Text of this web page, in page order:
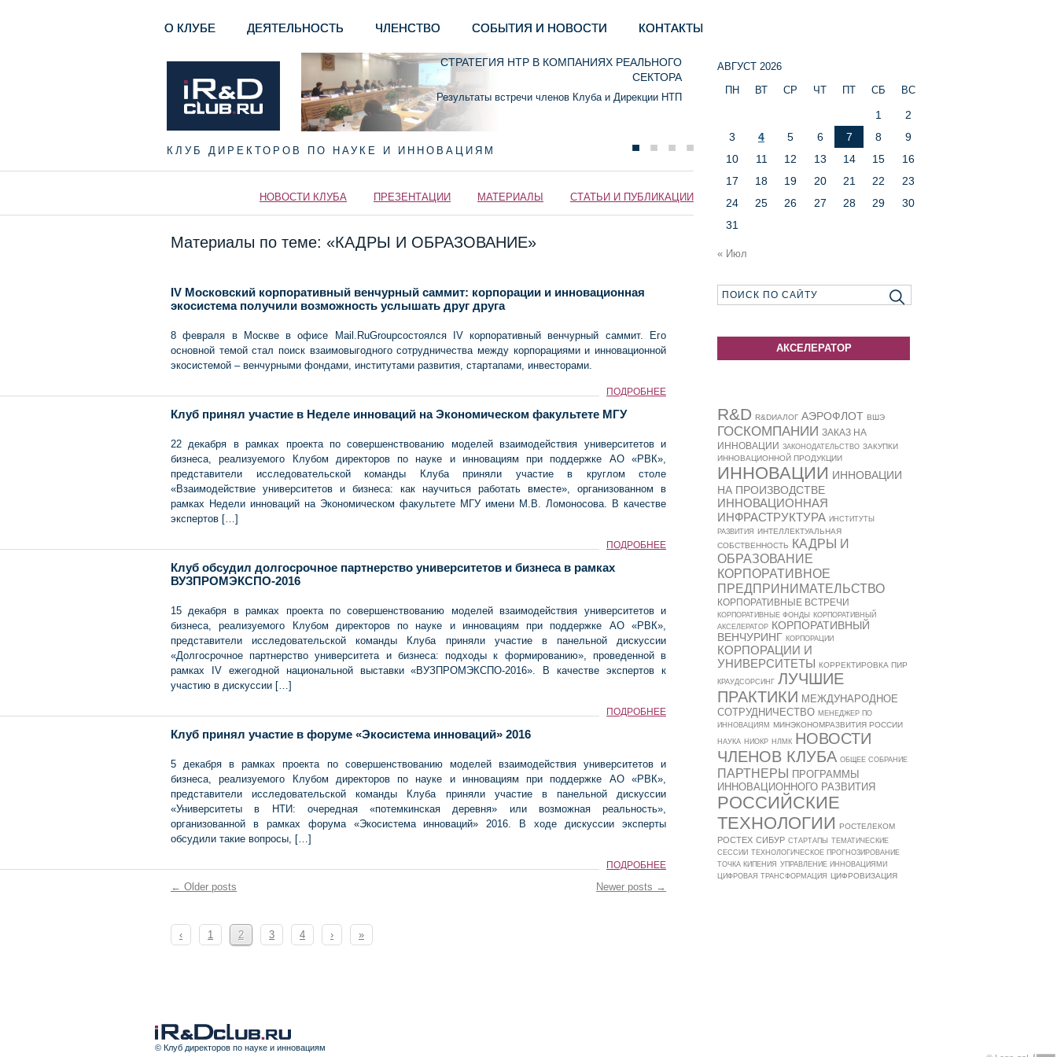
О КЛУБЕ ДЕЯТЕЛЬНОСТЬ ЧЛЕНСТВО СОБЫТИЯ И НОВОСТИ КОНТАКТЫ
СТРАТЕГИЯ НТР В КОМПАНИЯХ РЕАЛЬНОГО
СЕКТОРА
Результаты встречи членов Клуба и Дирекции НТП
КЛУБ ДИРЕКТОРОВ ПО НАУКЕ И ИННОВАЦИЯМ
НОВОСТИ КЛУБА ПРЕЗЕНТАЦИИ МАТЕРИАЛЫ СТАТЬИ И ПУБЛИКАЦИИ
Материалы по теме: «КАДРЫ И ОБРАЗОВАНИЕ»
IV Московский корпоративный венчурный саммит: корпорации и инновационная
экосистема получили возможность услышать друг друга
8 февраля в Москве в офисе Mail.RuGroupсостоялся IV корпоративный венчурный саммит. Его
основной темой стал поиск взаимовыгодного сотрудничества между корпорациями и инновационной
экосистемой – венчурными фондами, институтами развития, стартапами, инвесторами.
ПОДРОБНЕЕ
Клуб принял участие в Неделе инноваций на Экономическом факультете МГУ
22 декабря в рамках проекта по совершенствованию моделей взаимодействия университетов и
бизнеса, реализуемого Клубом директоров по науке и инновациям при поддержке АО «РВК»,
представители исследовательской команды Клуба приняли участие в круглом столе
«Взаимодействие университетов и бизнеса: как научиться работать вместе», организованном в
рамках Недели инноваций на Экономическом факультете МГУ имени М.В. Ломоносова. В качестве
экспертов […]
ПОДРОБНЕЕ
Клуб обсудил долгосрочное партнерство университетов и бизнеса в рамках
ВУЗПРОМЭКСПО-2016
15 декабря в рамках проекта по совершенствованию моделей взаимодействия университетов и
бизнеса, реализуемого Клубом директоров по науке и инновациям при поддержке АО «РВК»,
представители исследовательской команды Клуба приняли участие в панельной дискуссии
«Долгосрочное партнерство университета и бизнеса: подходы к формированию», проведенной в
рамках IV ежегодной национальной выставки «ВУЗПРОМЭКСПО-2016». В качестве экспертов к
участию в дискуссии […]
ПОДРОБНЕЕ
Клуб принял участие в форуме «Экосистема инноваций» 2016
5 декабря в рамках проекта по совершенствованию моделей взаимодействия университетов и
бизнеса, реализуемого Клубом директоров по науке и инновациям при поддержке АО «РВК»,
представители исследовательской команды Клуба приняли участие в панельной дискуссии
«Университеты в НТИ: очередная «потемкинская деревня» или возможная реальность»,
организованной в рамках форума «Экосистема инноваций» 2016. В ходе дискуссии эксперты
обсудили такие вопросы, […]
ПОДРОБНЕЕ
← Older posts Newer posts →
‹ 1 2 3 4 › »
АВГУСТ 2026
ПН
ВТ СР ЧТ ПТ СБ ВС
1
2
3
4 5 6 7 8
9
10
11 12 13 14 15
16
17
18 19 20 21 22
23
24
25 26 27 28 29
30
31
« Июл
АКСЕЛЕРАТОР
R&D R&DИАЛОГ АЭРОФЛОТ ВШЭ
ГОСКОМПАНИИ ЗАКАЗ НА
ИННОВАЦИИ ЗАКОНОДАТЕЛЬСТВО ЗАКУПКИ
ИННОВАЦИОННОЙ ПРОДУКЦИИ
ИННОВАЦИИ ИННОВАЦИИ
НА ПРОИЗВОДСТВЕ
ИННОВАЦИОННАЯ
ИНФРАСТРУКТУРА ИНСТИТУТЫ
РАЗВИТИЯ
ИНТЕЛЛЕКТУАЛЬНАЯ
СОБСТВЕННОСТЬ КАДРЫ И
ОБРАЗОВАНИЕ
КОРПОРАТИВНОЕ
ПРЕДПРИНИМАТЕЛЬСТВО
КОРПОРАТИВНЫЕ ВСТРЕЧИ
КОРПОРАТИВНЫЕ ФОНДЫ
КОРПОРАТИВНЫЙ
АКСЕЛЕРАТОР КОРПОРАТИВНЫЙ
ВЕНЧУРИНГ КОРПОРАЦИИ
КОРПОРАЦИИ И
УНИВЕРСИТЕТЫ КОРРЕКТИРОВКА ПИР
КРАУДСОРСИНГ ЛУЧШИЕ
ПРАКТИКИ МЕЖДУНАРОДНОЕ
СОТРУДНИЧЕСТВО МЕНЕДЖЕР ПО
ИННОВАЦИЯМ
МИНЭКОНОМРАЗВИТИЯ РОССИИ
НАУКА НИОКР НЛМК НОВОСТИ
ЧЛЕНОВ КЛУБА ОБЩЕЕ СОБРАНИЕ
ПАРТНЕРЫ
ПРОГРАММЫ
ИННОВАЦИОННОГО РАЗВИТИЯ
РОССИЙСКИЕ
ТЕХНОЛОГИИ
РОСТЕЛЕКОМ
РОСТЕХ СИБУР СТАРТАПЫ ТЕМАТИЧЕСКИЕ
СЕССИИ ТЕХНОЛОГИЧЕСКОЕ ПРОГНОЗИРОВАНИЕ
ТОЧКА КИПЕНИЯ УПРАВЛЕНИЕ ИННОВАЦИЯМИ
ЦИФРОВАЯ ТРАНСФОРМАЦИЯ
ЦИФРОВИЗАЦИЯ
© Клуб директоров по науке и инновациям